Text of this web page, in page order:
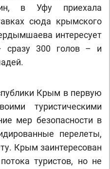
в Уфу приехала
сюда крымского
интересует
сразу 300 голов – и
Крым в первую
туристическими
мер безопасности в
перелеты,
Крым заинтересован
туристов, но не